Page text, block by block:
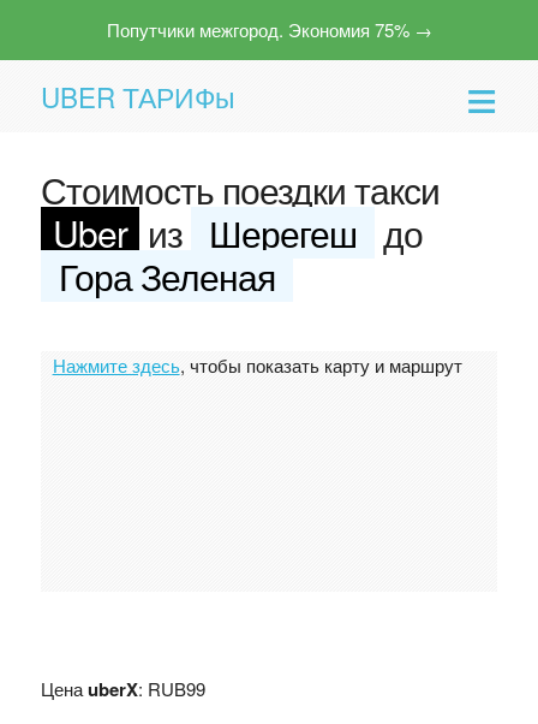
Попутчики межгород. Экономия 75% →
UBER ТАРИФы
Стоимость поездки такси
Uber из Шерегеш до
Гора Зеленая
Нажмите здесь, чтобы показать карту и маршрут
ЦенаuberX: RUB99